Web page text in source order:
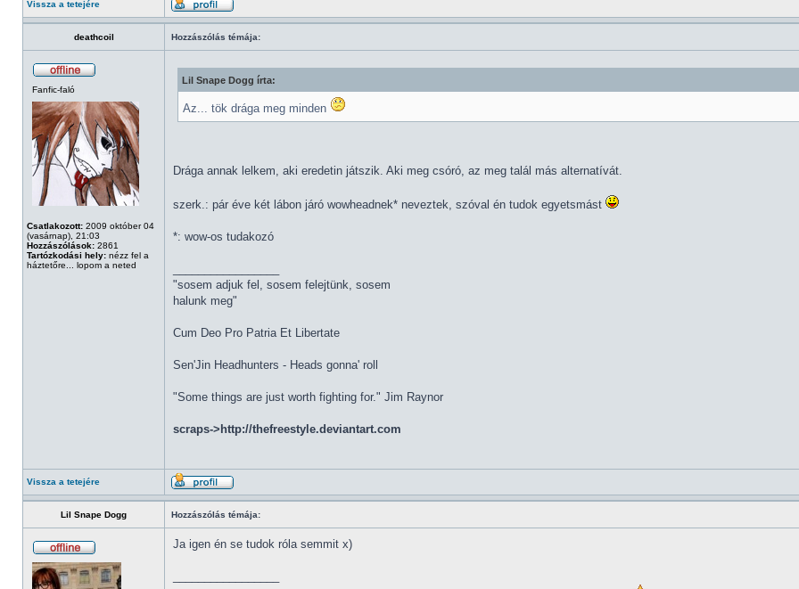
Vissza a tetejére
deathcoil Hozzászólás témája:
Fanfic-faló
Csatlakozott: 2009 október 04
(vasárnap), 21:03
Hozzászólások: 2861
Tartózkodási hely: nézz fel a
háztetőre... lopom a neted
Lil Snape Dogg írta:
Az... tök drága meg minden
Drága annak lelkem, aki eredetin játszik. Aki meg csóró, az meg talál más alternatívát.
szerk.: pár éve két lábon járó wowheadnek* neveztek, szóval én tudok egyetsmást
*: wow-os tudakozó
"sosem adjuk fel, sosem felejtünk, sosem
halunk meg"
Cum Deo Pro Patria Et Libertate
Sen'Jin Headhunters - Heads gonna' roll
"Some things are just worth fighting for." Jim Raynor
scraps->http://thefreestyle.deviantart.com
Vissza a tetejére
Lil Snape Dogg Hozzászólás témája:
Ja igen én se tudok róla semmit x)